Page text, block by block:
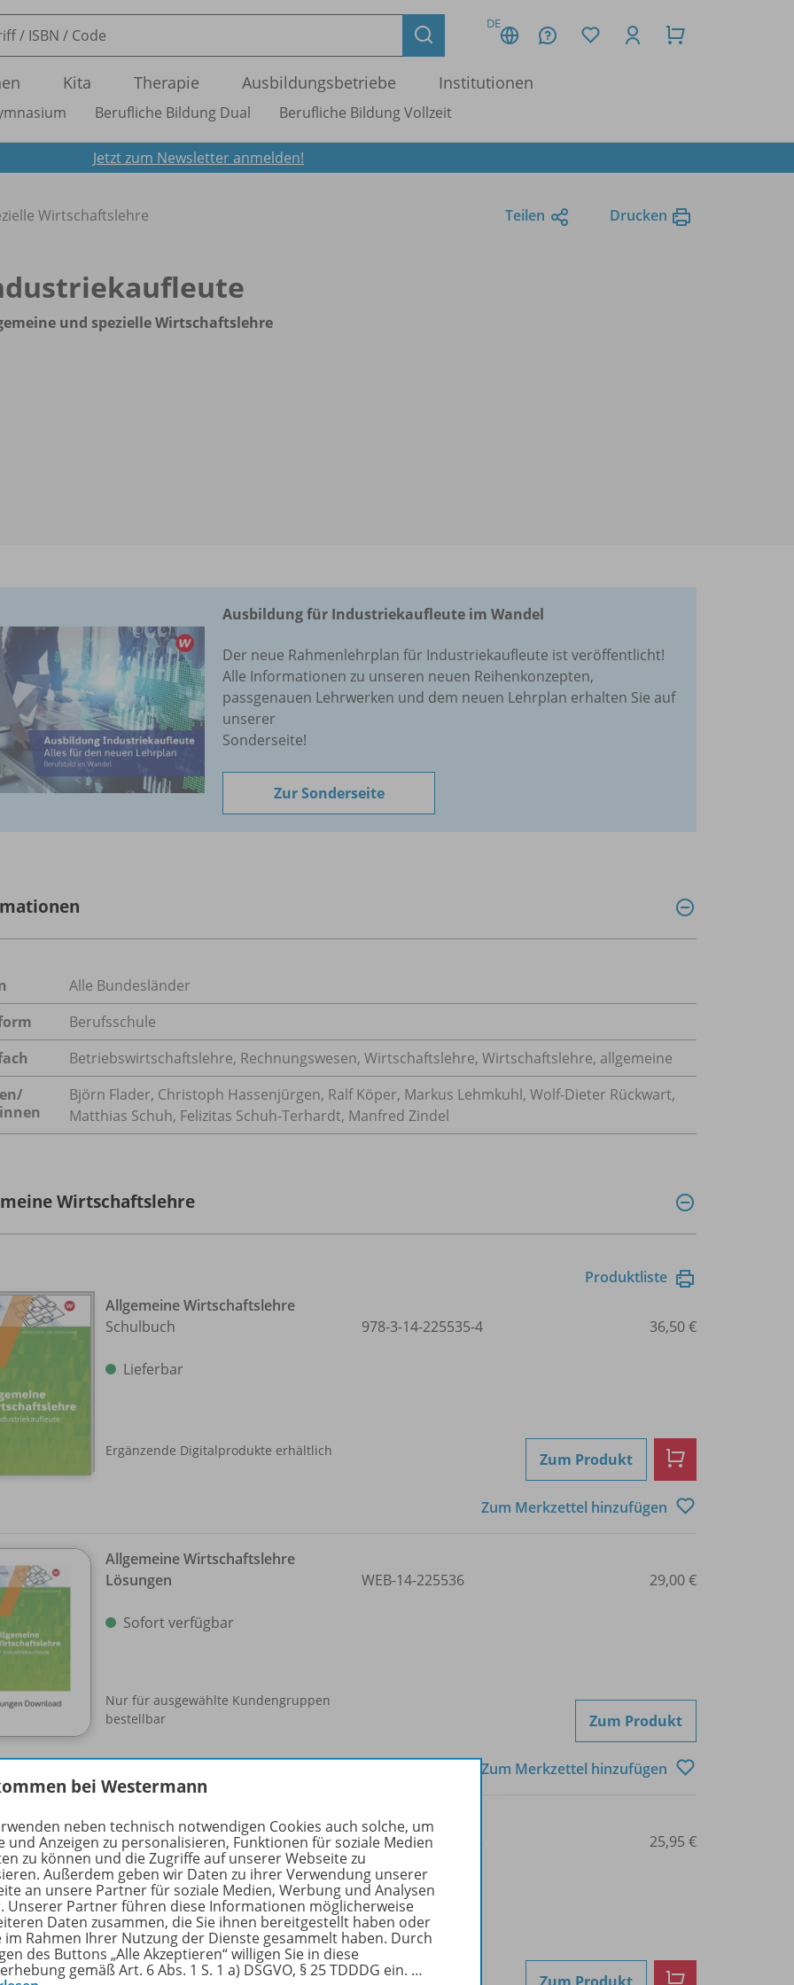
DE
Kita Therapie Ausbildungsbetriebe Institutionen
Berufliche Bildung Dual Berufliche Bildung Vollzeit
Jetzt zum Newsletter anmelden!
Wirtschaftslehre Teilen Drucken
und spezielle Wirtschaftslehre
Ausbildung für Industriekaufleute im Wandel
Der neue Rahmenlehrplan für Industriekaufleute ist veröffentlicht!
Alle Informationen zu unseren neuen Reihenkonzepten,
passgenauen Lehrwerken und dem neuen Lehrplan erhalten Sie auf
unserer
Sonderseite!
Zur Sonderseite
Alle Bundesländer
Berufsschule
Betriebswirtschaftslehre, Rechnungswesen, Wirtschaftslehre, Wirtschaftslehre, allgemeine
Björn Flader, Christoph Hassenjürgen, Ralf Köper, Markus Lehmkuhl, Wolf-Dieter Rückwart,
Matthias Schuh, Felizitas Schuh-Terhardt, Manfred Zindel
Wirtschaftslehre
Produktliste
Allgemeine Wirtschaftslehre
Schulbuch
Lieferbar
Ergänzende Digitalprodukte erhältlich
978-3-14-225535-4 36,50 €
Zum Produkt
Zum Merkzettel hinzufügen
Allgemeine Wirtschaftslehre
Lösungen
Sofort verfügbar
Nur für ausgewählte Kundengruppen
bestellbar
WEB-14-225536 29,00 €
Zum Produkt
Zum Merkzettel hinzufügen
Allgemeine Wirtschaftslehre
Arbeitsbuch
Lieferbar
978-3-8045-6120-5 25,95 €
Zum Produkt
bei Westermann
neben technisch notwendigen Cookies auch solche, um
und Anzeigen zu personalisieren, Funktionen für soziale Medien
zu können und die Zugriffe auf unserer Webseite zu
Außerdem geben wir Daten zu ihrer Verwendung unserer
an unsere Partner für soziale Medien, Werbung und Analysen
Unserer Partner führen diese Informationen möglicherweise
Daten zusammen, die Sie ihnen bereitgestellt haben oder
im Rahmen Ihrer Nutzung der Dienste gesammelt haben. Durch
des Buttons „Alle Akzeptieren“ willigen Sie in diese
gemäß Art. 6 Abs. 1 S. 1 a) DSGVO, § 25 TDDDG ein. …